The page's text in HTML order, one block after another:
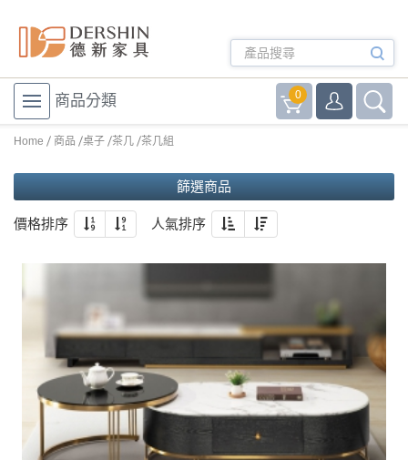
商品分類 0
Home 商品 桌子 茶几 茶几組
篩選商品
價格排序 人氣排序